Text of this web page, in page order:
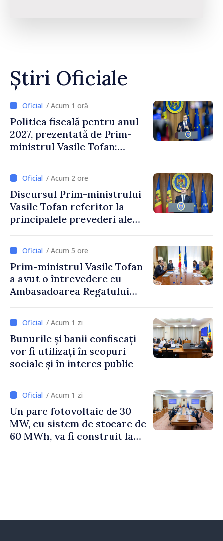
Știri Oficiale
/ Acum 1 oră
Politica fiscală pentru anul
2027, prezentată de Prim-
ministrul Vasile Tofan:
stimularea investițiilor și o
taxare mai echitabilă
/ Acum 2 ore
Discursul Prim-ministrului
Vasile Tofan referitor la
principalele prevederi ale
2027
/ Acum 5 ore
Prim-ministrul Vasile Tofan
a avut o întrevedere cu
Ambasadoarea Regatului
Irlandei de Nord, Fern
Horine / Acum 1 zi
Bunurile și banii confiscați
vor fi utilizați în scopuri
sociale și în interes public
/ Acum 1 zi
Un parc fotovoltaic de 30
MW, cu sistem de stocare de
60 MWh, va fi construit la